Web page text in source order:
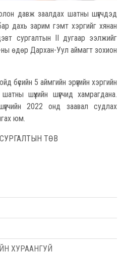
давж заалдах шатны шүүгчдэд
дахь зарим гэмт хэргийг хянан
сургалтын II дугаар ээлжийг
өдөр Дархан-Уул аймагт зохион
5 аймгийн эрүүгийн хэргийн
шүүхийн шүүгчид хамрагдана.
2022 онд заавал судлах
юм.
ТӨВ
ХУРААНГУЙ